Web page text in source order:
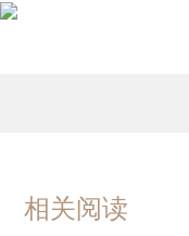
相关阅读